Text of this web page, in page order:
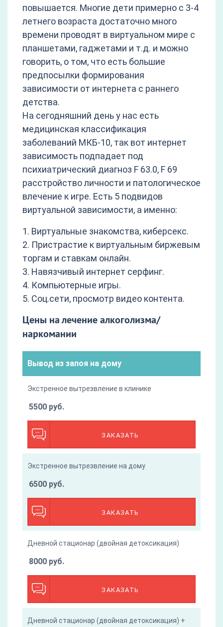
повышается. Многие дети примерно с 3-4
летнего возраста достаточно много
времени проводят в виртуальном мире с
планшетами, гаджетами и т.д. и можно
говорить, о том, что есть большие
предпосылки формирования
зависимости от интернета с раннего
детства.
На сегодняшний день у нас есть
медицинская классификация
заболеваний МКБ-10, так вот интернет
зависимость подпадает под
психиатрический диагноз F 63.0, F 69
расстройство личности и патологическое
влечение к игре. Есть 5 подвидов
виртуальной зависимости, а именно:
1. Виртуальные знакомства, киберсекс.
2. Пристрастие к виртуальным биржевым
торгам и ставкам онлайн.
3. Навязчивый интернет серфинг.
4. Компьютерные игры.
5. Соц.сети, просмотр видео контента.
Цены на лечение алкоголизма/
наркомании
Вывод из запоя на дому
Экстренное вытрезвление в клинике
ЗАКАЗАТЬ
5500 руб.
Экстренное вытрезвление на дому
ЗАКАЗАТЬ
6500 руб.
Дневной стационар (двойная детоксикация)
ЗАКАЗАТЬ
8000 руб.
Дневной стационар (двойная детоксикация) +